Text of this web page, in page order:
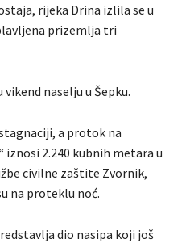
rijeka Drina izlila se u
prizemlja tri
vikend naselju u Šepku.
a protok na
2.240 kubnih metara u
civilne zaštite Zvornik,
na proteklu noć.
dio nasipa koji još